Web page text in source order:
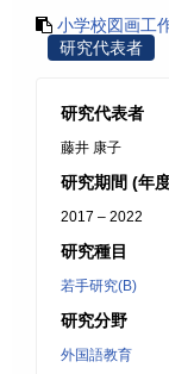
小学校図画工
研究代表者
研究代表者
藤井 康子
研究期間 (年
2017 – 2022
研究種目
若手研究(B)
研究分野
外国語教育